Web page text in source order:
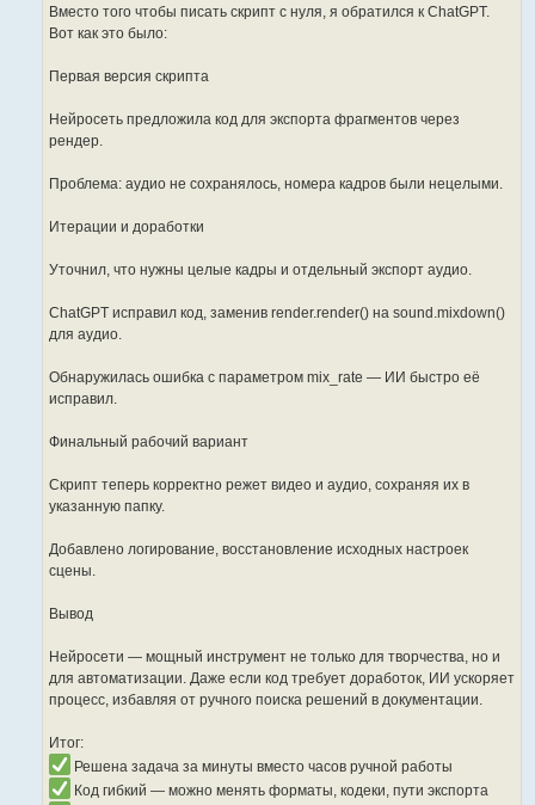
bpy.ops.render.render(animation=True,
            print(f"Exported video to {video_output}")
        # Аудио экспорт
        if audio_strips:
            scene.frame_start = start_frame
            scene.frame_end = end_frame - 1
            bpy.ops.sound.mixdown(
                container='WAV',
                accuracy=512
            )
    scene.frame_end = original_frame_end
    scene.render.filepath = original_filepath
print(f"Successfully exported {len(cut_points) - 1}
Вместо того чтобы писать скрипт с нуля, я обратился к ChatGPT.
Вот как это было:
Первая версия скрипта
Нейросеть предложила код для экспорта фрагментов через
рендер.
Проблема: аудио не сохранялось, номера кадров были нецелыми.
Итерации и доработки
Уточнил, что нужны целые кадры и отдельный экспорт аудио.
ChatGPT исправил код, заменив render.render() на sound.mixdown()
для аудио.
Обнаружилась ошибка с параметром mix_rate — ИИ быстро её
исправил.
Финальный рабочий вариант
Скрипт теперь корректно режет видео и аудио, сохраняя их в
указанную папку.
Добавлено логирование, восстановление исходных настроек
сцены.
Вывод
Нейросети — мощный инструмент не только для творчества, но и
для автоматизации. Даже если код требует доработок, ИИ ускоряет
процесс, избавляя от ручного поиска решений в документации.
Итог:
Решена задача за минуты вместо часов ручной работы
Код гибкий — можно менять форматы, кодеки, пути экспорта